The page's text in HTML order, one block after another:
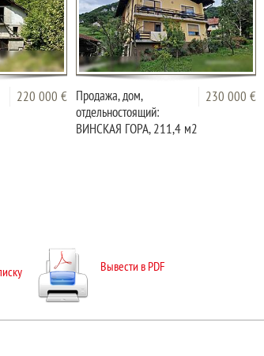
220 000 € 230 000 €
Продажа, дом,
отдельностоящий:
ВИНСКАЯ ГОРА, 211,4 м2
Вывести в PDF